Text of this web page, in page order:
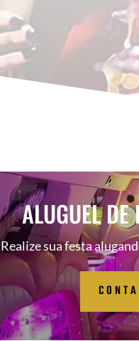
ALUGUEL
Realize sua festa